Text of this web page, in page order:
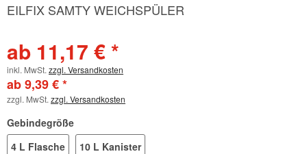
EILFIX SAMTY WEICHSPÜLER
ab 11,17 € *
inkl. MwSt. zzgl. Versandkosten
ab 9,39 € *
zzgl. MwSt. zzgl. Versandkosten
Gebindegröße
4 L Flasche
10 L Kanister